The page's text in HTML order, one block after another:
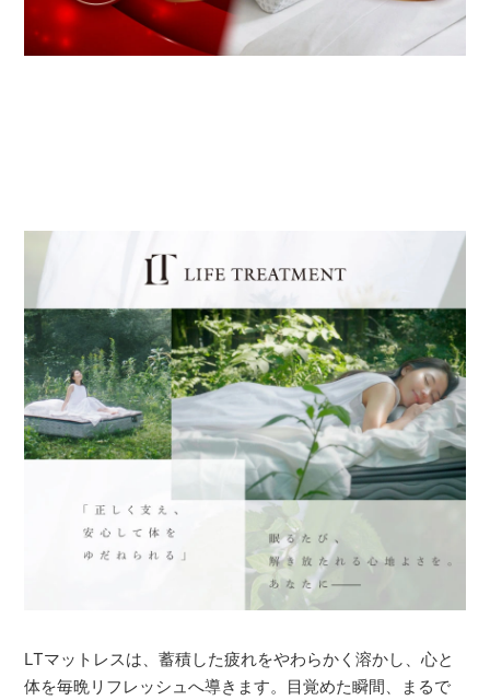
LTマットレスは、蓄積した疲れをやわらかく溶かし、心と
体を毎晩リフレッシュへ導きます。目覚めた瞬間、まるで